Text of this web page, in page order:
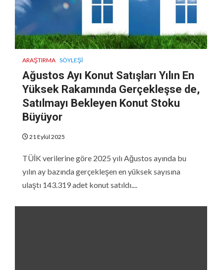
ARAŞTIRMA SÖYLEŞI
Ağustos Ayı Konut Satışları Yılın En
Yüksek Rakamında Gerçekleşse de,
Satılmayı Bekleyen Konut Stoku
Büyüyor
21 Eylül 2025
TÜİK verilerine göre 2025 yılı Ağustos ayında bu
yılın ay bazında gerçekleşen en yüksek sayısına
ulaştı 143.319 adet konut satıldı....